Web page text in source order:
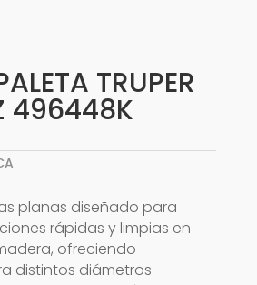
TRUPER
496448K
planas diseñado para
rápidas y limpias en
ofreciendo
distintos diámetros